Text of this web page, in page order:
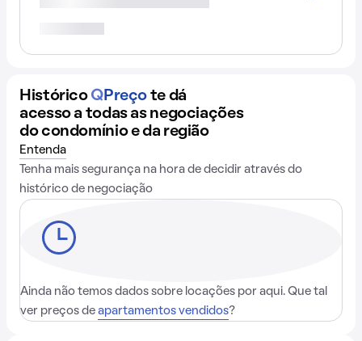
Histórico QPreço te dá
acesso a todas as negociações
do condomínio e da região
Entenda
Tenha mais segurança na hora de decidir através do
histórico de negociação
Ainda não temos dados sobre locações por aqui. Que tal
ver preços de apartamentos vendidos?